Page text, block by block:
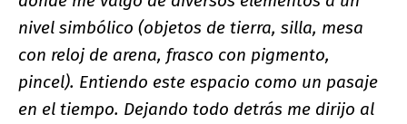
nivel simbólico (objetos de tierra, silla, mesa
con reloj de arena, frasco con pigmento,
pincel). Entiendo este espacio como un pasaje
en el tiempo. Dejando todo detrás me dirijo al